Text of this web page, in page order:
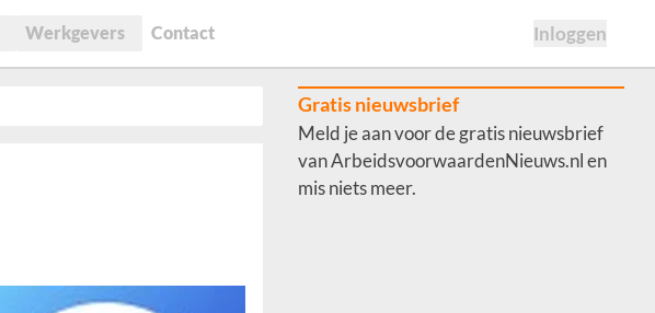
Werkgevers Contact Inloggen
Gratis nieuwsbrief
Meld je aan voor de gratis nieuwsbrief
van ArbeidsvoorwaardenNieuws.nl en
mis niets meer.